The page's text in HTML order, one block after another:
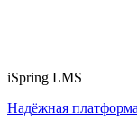
iSpring LMS
Надёжная